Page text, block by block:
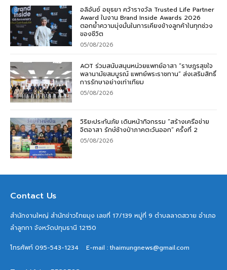
อลิอันซ์ อยุธยา คว้ารางวัล Trusted Life Partner
Award ในงาน Brand Inside Awards 2026
ตอกย้ำความมุ่งมั่นในการเคียงข้างลูกค้าในทุกช่วง
ของชีวิต
05/08/2026
AOT ร่วมสนับสนุนหน่วยแพทย์อาสา “ราษฎรสุขใจ
พลานามัยสมบูรณ์ แพทย์พระราชทาน” ส่งเสริมสิทธิ์
การรักษาอย่างเท่าเทียม
05/08/2026
วิริยะประกันภัย เดินหน้ากิจกรรม “สร้างเครือข่าย
จิตอาสา รักษ์ช้างป่าภาคตะวันออก” ครั้งที่ 2
05/08/2026
Contact Us
สำนักงานใหญ่ สำนักข่าวไทยมุง เลขที่ 17/139 หมู่ที่ 9 ตำบลลาดสวาย อำเภอ
ลำลูกกา จังหวัดปทุมธานี 12150
โทรศัพท์ 095-543-1234 E-mail : thaimungnews@gmail.com